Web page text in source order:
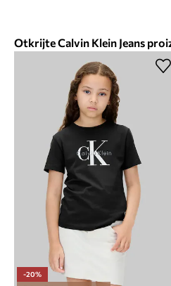
Otkrijte Calvin Klein Jeans
-20%